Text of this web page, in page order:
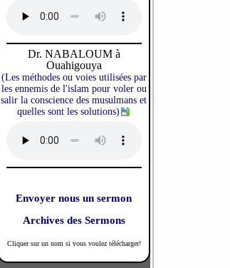
Dr. NABALOUM à
Ouahigouya
(Les méthodes ou voies utilisées par
les ennemis de l'islam pour voler ou
salir la conscience des musulmans et
quelles sont les solutions)
Envoyer nous un sermon
Archives des Sermons
Cliquer sur un nom si vous voulez télécharger!